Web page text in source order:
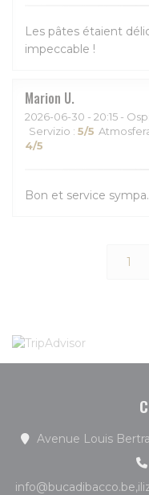
Les pâtes étaient
impeccable !
Marion U
2026-06-30 - 20:15 -
Servizio : 5/5
4/5
Bon et service
1
Avenue Louis